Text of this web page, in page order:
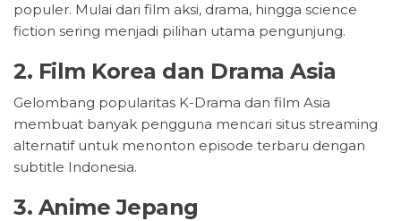
populer. Mulai dari film aksi, drama, hingga science
fiction sering menjadi pilihan utama pengunjung.
2. Film Korea dan Drama Asia
Gelombang popularitas K-Drama dan film Asia
membuat banyak pengguna mencari situs streaming
alternatif untuk menonton episode terbaru dengan
subtitle Indonesia.
3. Anime Jepang